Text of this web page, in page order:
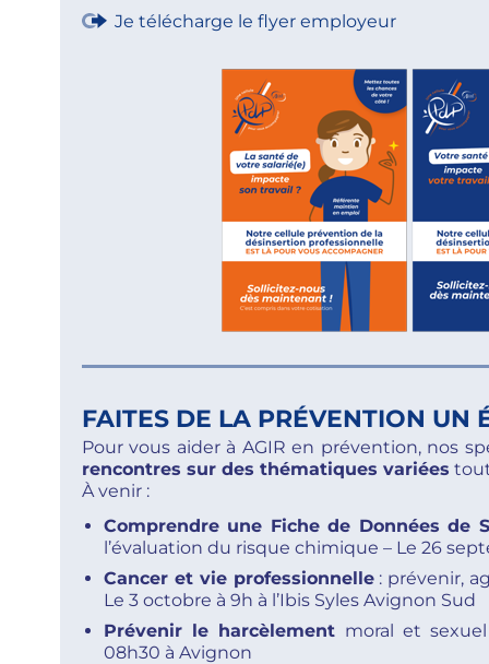
Je télécharge le flyer employeur
FAITES DE LA PRÉVENTION UN
Pour vous aider à AGIR en prévention, nos
rencontres sur des thématiques variées
À venir :
Comprendre une Fiche de Données de
l’évaluation du risque chimique – Le 26
Cancer et vie professionnelle: prévenir,
Le 3 octobre à 9h à l’Ibis Syles Avignon Sud
Prévenir le harcèlement moral et
08h30 à Avignon